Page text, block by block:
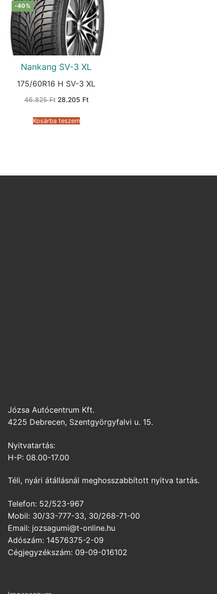
-40%
Nankang SV-3 XL
175/60R16 H SV-3 XL
46.825Ft Original
46.825 Ft.
28.205 FtCurrent
Kosárba teszem
Józsa Autócentrum Kft.
4225 Debrecen, Szentgyörgyfalvi u. 15.
Nyitvatartás:
H-P: 08.00-17.00
Téli, nyári átállásnál meghosszabbított nyitva tartás.
Telefon: 52/523-967
Mobil: 30/33-777-33, 30/268-71-00
Email: jozsagumi@t-online.hu
Adószám: 14576375-2-09
Cégjegyzékszám: 09-09-016102